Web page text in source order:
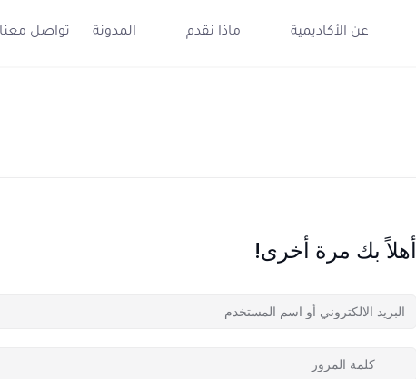
عن الأكاديمية ماذا نقدم المدونة تواصل معنا
أهلاً بك مرة أخرى!